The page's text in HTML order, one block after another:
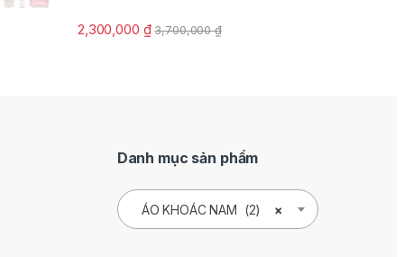
2,300,000 ₫ 3,700,000₫
Danh mục sản phẩm
×
ÁO KHOÁC NAM (2)